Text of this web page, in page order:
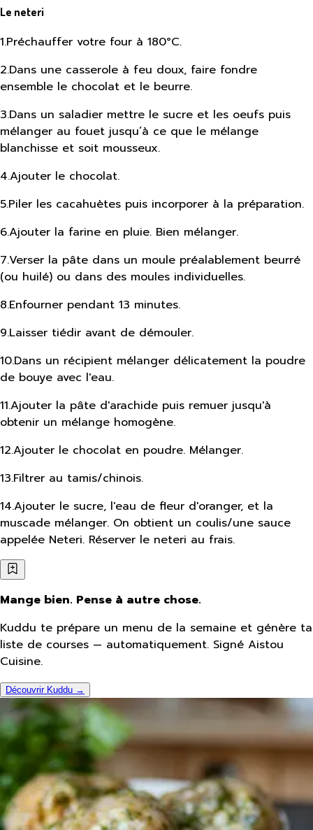
Le neteri
1.Préchauffer votre four à 180°C.
2.Dans une casserole à feu doux, faire fondre
ensemble le chocolat et le beurre.
3.Dans un saladier mettre le sucre et les oeufs puis
mélanger au fouet jusqu’à ce que le mélange
blanchisse et soit mousseux.
4.Ajouter le chocolat.
5.Piler les cacahuètes puis incorporer à la préparation.
6.Ajouter la farine en pluie. Bien mélanger.
7.Verser la pâte dans un moule préalablement beurré
(ou huilé) ou dans des moules individuelles.
8.Enfourner pendant 13 minutes.
9.Laisser tiédir avant de démouler.
10.Dans un récipient mélanger délicatement la poudre
de bouye avec l'eau.
11.Ajouter la pâte d'arachide puis remuer jusqu'à
obtenir un mélange homogène.
12.Ajouter le chocolat en poudre. Mélanger.
13.Filtrer au tamis/chinois.
14.Ajouter le sucre, l'eau de fleur d'oranger, et la
muscade mélanger. On obtient un coulis/une sauce
appelée Neteri. Réserver le neteri au frais.
Mange bien. Pense à autre chose.
Kuddu te prépare un menu de la semaine et génère ta
liste de courses — automatiquement. Signé Aistou
Cuisine.
Découvrir Kuddu →